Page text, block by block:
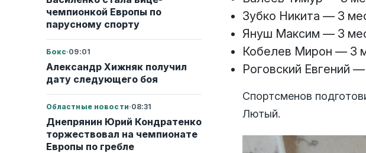
чемпионкой Европы по
парусному спорту
Бокс·09:01
Александр Хижняк получил
дату следующего боя
Областные новости·08:31
Днепрянин Юрий Кондратенко
торжествовал на чемпионате
Европы по гребле
Зубко Никита — 3
Януш Максим — 3
Кобелев Мирон — 3
Роговский Евгений
Спортсменов
Лютый.